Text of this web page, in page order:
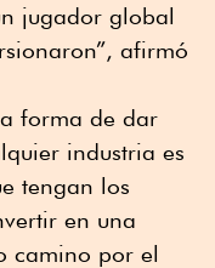
jugador global
afirmó
forma de dar
industria es
tengan los
en una
camino por el